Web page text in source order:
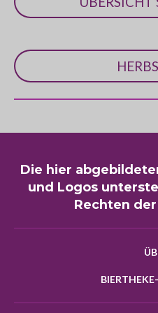
Die hier
und Logos
Rechten